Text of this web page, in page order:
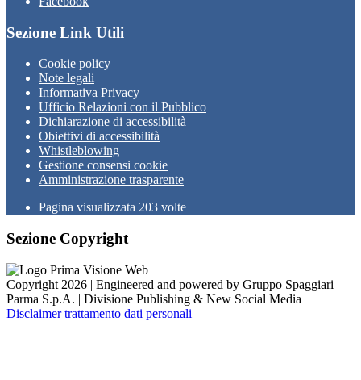
Sezione Link Utili
Cookie policy
Note legali
Informativa Privacy
Ufficio Relazioni con il Pubblico
Dichiarazione di accessibilità
Obiettivi di accessibilità
Whistleblowing
Gestione consensi cookie
Amministrazione trasparente
Pagina visualizzata 203 volte
Sezione Copyright
Copyright 2026 | Engineered and powered by Gruppo Spaggiari
Parma S.p.A. | Divisione Publishing & New Social Media
Disclaimer trattamento dati personali